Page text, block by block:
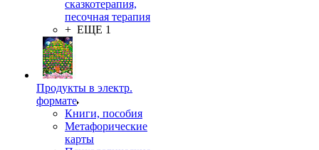
сказкотерапия,
песочная терапия
+ ЕЩЕ 1
Продукты в электр.
формате
Книги, пособия
Метафорические
карты